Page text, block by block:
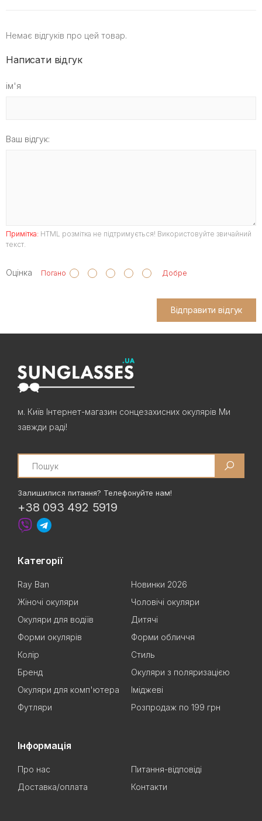
Немає відгуків про цей товар.
Написати відгук
ім'я
Ваш відгук:
Примітка: HTML розмітка не підтримується! Використовуйте звичайний
текст.
Оцінка Погано Добре
Відправити відгук
м. Київ Інтернет-магазин сонцезахисних окулярів Ми
завжди раді!
Search
Залишилися питання? Телефонуйте нам!
+38 093 492 5919
Категорії
Ray Ban
Новинки 2026
Жіночі окуляри
Чоловічі окуляри
Окуляри для водіїв
Дитячі
Форми окулярів
Форми обличчя
Колір
Стиль
Бренд
Окуляри з поляризацією
Окуляри для комп'ютера
Іміджеві
Футляри
Розпродаж по 199 грн
Інформація
Про нас
Питання-відповіді
Доставка/оплата
Контакти